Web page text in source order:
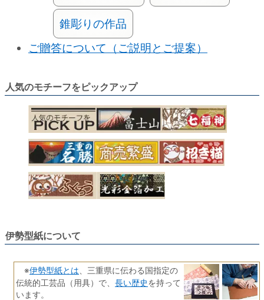
錐彫りの作品
ご贈答について（ご説明とご提案）
人気のモチーフをピックアップ
伊勢型紙について
※伊勢型紙とは 、三重県に伝わる国指定の
伝統的工芸品（用具）で、 長い歴史を持って
います。